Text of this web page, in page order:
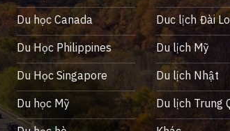
Du học Canada
Du Học Philippines
Du Học Singapore
Du học Mỹ
Duc lịch Đài
Du lịch Mỹ
Du lịch Nhật
Du lịch Trung